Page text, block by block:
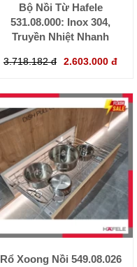
Bộ Nồi Từ Hafele
531.08.000: Inox 304,
Truyền Nhiệt Nhanh
3.718.182 đ 2.603.000 đ
Rổ Xoong Nồi 549.08.026